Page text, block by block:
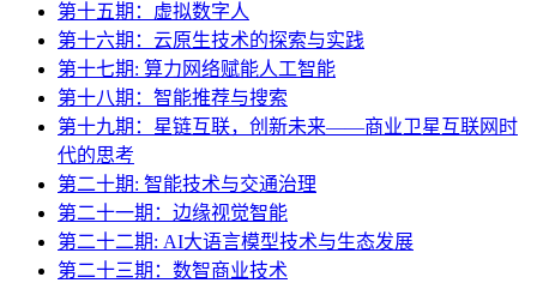
第十五期：虚拟数字人
第十六期：云原生技术的探索与实践
第十七期: 算力网络赋能人工智能
第十八期：智能推荐与搜索
第十九期：星链互联，创新未来——商业卫星互联网时
代的思考
第二十期: 智能技术与交通治理
第二十一期：边缘视觉智能
第二十二期: AI大语言模型技术与生态发展
第二十三期：数智商业技术